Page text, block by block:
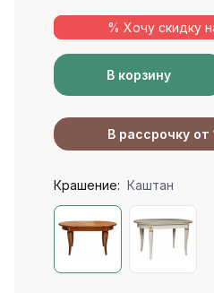
% Хочу скидку
В корзину
В рассрочку от
Крашение: Каштан